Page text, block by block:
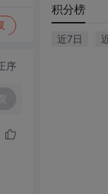
序
积分榜
近7日